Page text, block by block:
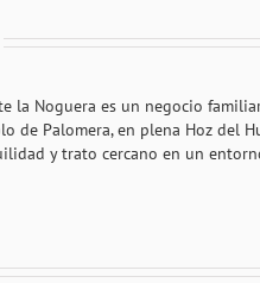
la Noguera es un negocio
de Palomera, en plena Hoz del
y trato cercano en un